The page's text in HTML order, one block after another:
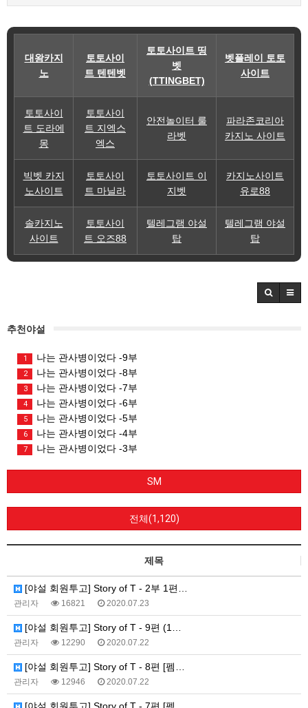
대왕카지
노
토토사이
트 텐텐벳
토토사이트 띵
벳
(TTINGBET)
벳플레이 토토
사이트
토토사이
트 도라에
몽
토토사이
트 지엑스
엑스
안전놀이터 룰
라벳
파라존코리아
카지노 사이트
빅벳 카지
노사이트
토토사이
트 마닐라
토토사이트 이
지벳
카지노사이트
유로88
솔카지노
사이트
토토사이
트 오즈88
텔레그램 야설
탑
텔레그램 야설
탑
추천야설
1 나는 관사병이었다 -9부
2 나는 관사병이었다 -8부
3 나는 관사병이었다 -7부
4 나는 관사병이었다 -6부
5 나는 관사병이었다 -5부
6 나는 관사병이었다 -4부
7 나는 관사병이었다 -3부
SM
전체(1,120)
제목
[야설 회원투고] Story of T - 2부 1편…
관리자 16821 2020.07.23
[야설 회원투고] Story of T - 9편 (1…
관리자 12290 2020.07.22
[야설 회원투고] Story of T - 8편 [펨…
관리자 12946 2020.07.22